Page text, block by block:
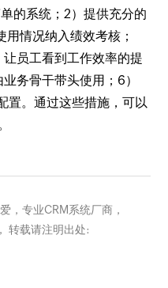
的系统；2）提供充分的
情况纳入绩效考核；
员工看到工作效率的提
务骨干带头使用；6）
置。通过这些措施，可以
，专业CRM系统厂商，
， 转载请注明出处: